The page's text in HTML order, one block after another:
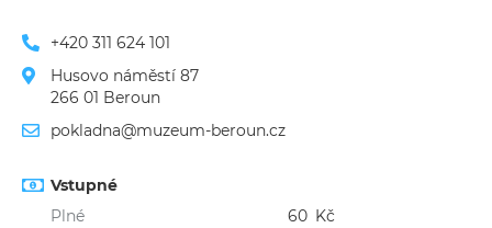
+420 311 624 101
Husovo náměstí 87
266 01 Beroun
pokladna@muzeum-beroun.cz
Vstupné
Plné
60 Kč